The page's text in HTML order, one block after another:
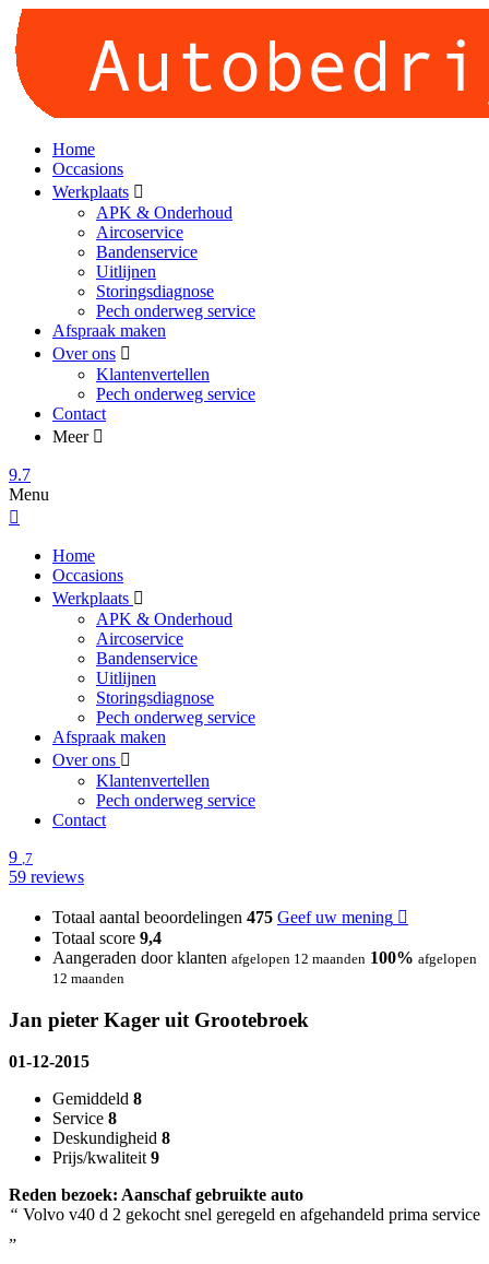
Home
Occasions
Werkplaats
APK & Onderhoud
Aircoservice
Bandenservice
Uitlijnen
Storingsdiagnose
Pech onderweg service
Afspraak maken
Over ons
Klantenvertellen
Pech onderweg service
Contact
Meer
9.7
Menu
Home
Occasions
Werkplaats
APK & Onderhoud
Aircoservice
Bandenservice
Uitlijnen
Storingsdiagnose
Pech onderweg service
Afspraak maken
Over ons
Klantenvertellen
Pech onderweg service
Contact
9 ,7
59 reviews
Totaal aantal beoordelingen 475 Geef uw mening
Totaal score 9,4
Aangeraden door klanten afgelopen 12 maanden 100% afgelopen
12 maanden
Jan pieter Kager uit Grootebroek
01-12-2015
Gemiddeld 8
Service 8
Deskundigheid 8
Prijs/kwaliteit 9
Reden bezoek: Aanschaf gebruikte auto
“ Volvo v40 d 2 gekocht snel geregeld en afgehandeld prima service
„